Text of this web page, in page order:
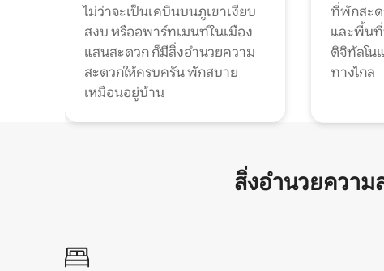
ไม่ว่าจะเป็นเคบินบนภูเขาเงียบ
สงบ หรืออพาร์ทเมนท์ในเมือง
แสนสะดวก ก็มีสิ่งอำนวยความ
สะดวกให้ครบครัน พักสบาย
เหมือนอยู่บ้าน
ที่พักสะด
และพื้นที่
ดิจิทัลโ
ทางไกล
สิ่งอำนวยความ